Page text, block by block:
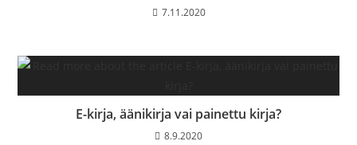
7.11.2020
E-kirja, äänikirja vai painettu kirja?
8.9.2020